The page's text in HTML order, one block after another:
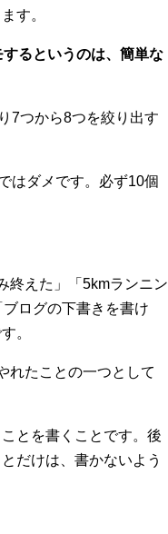
す。
るというのは、簡単な
7つから8つを絞り出す
はダメです。必ず10個
終えた」「5kmランニン
ログの下書きを書け
。
れたことの一つとして
とを書くことです。後
だけは、書かないよう